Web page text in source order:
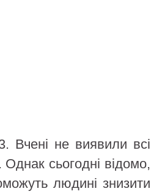
Вчені не виявили всі
Однак сьогодні відомо,
людині знизити